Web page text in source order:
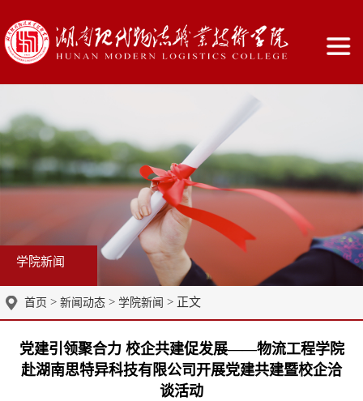
学院新闻
首页 > 新闻动态 > 学院新闻 > 正文
党建引领聚合力 校企共建促发展——物流工程学院
赴湖南思特异科技有限公司开展党建共建暨校企洽
谈活动